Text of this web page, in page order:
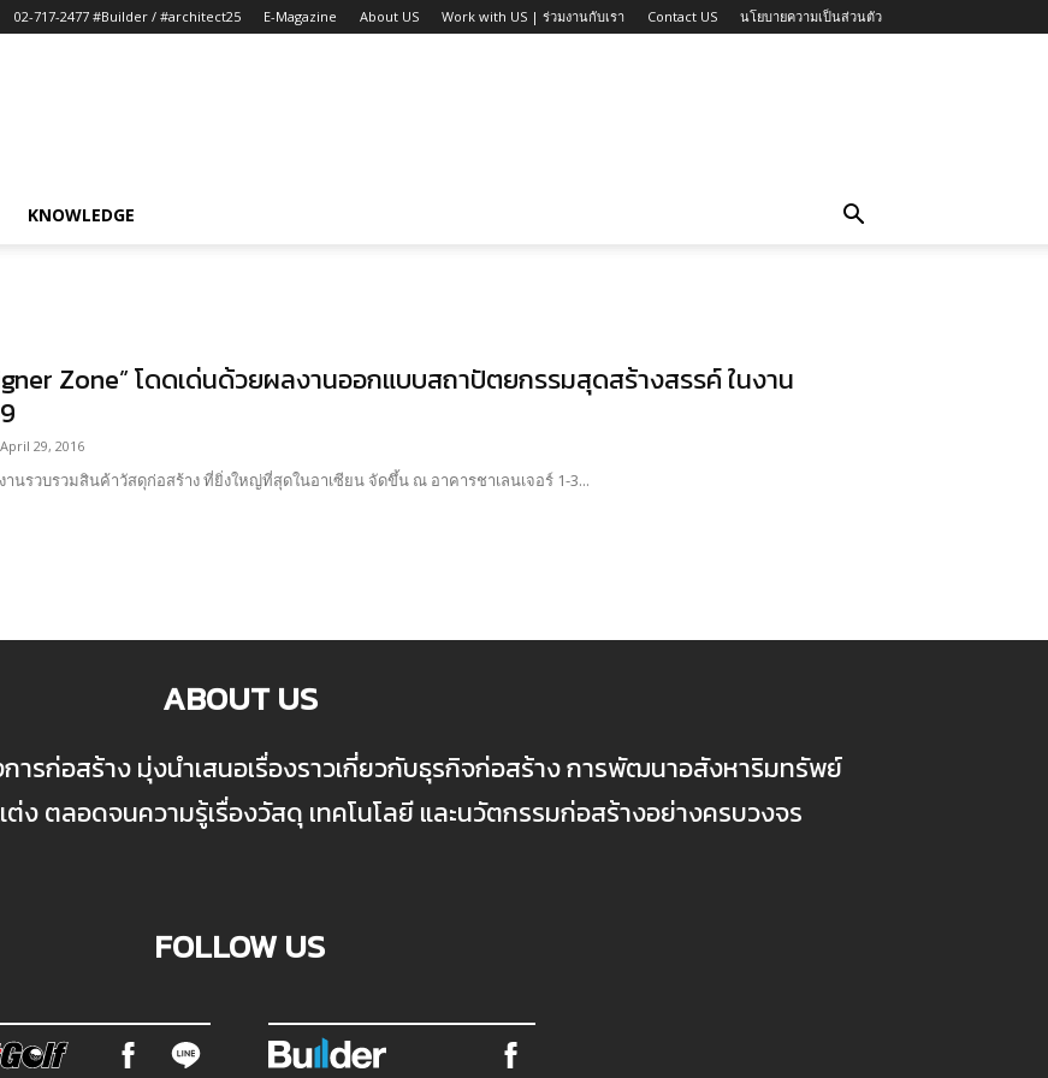
02-717-2477 #Builder / #architect25 E-Magazine About US Work with US | ร่วมงานกับเรา Contact US นโยบายความเป็นส่วนตัว
KNOWLEDGE
Zone” โดดเด่นด้วยผลงานออกแบบสถาปัตยกรรมสุดสร้างสรรค์ ในงาน
April 29, 2016
านรวบรวมสินค้าวัสดุก่อสร้าง ที่ยิ่งใหญ่ที่สุดในอาเซียน จัดขึ้น ณ อาคารชาเลนเจอร์ 1-3...
ABOUT US
การก่อสร้าง มุ่งนำเสนอเรื่องราวเกี่ยวกับธุรกิจก่อสร้าง การพัฒนาอสังหาริมทรัพย์
ตลอดจนความรู้เรื่องวัสดุ เทคโนโลยี และนวัตกรรมก่อสร้างอย่างครบวงจร
FOLLOW US